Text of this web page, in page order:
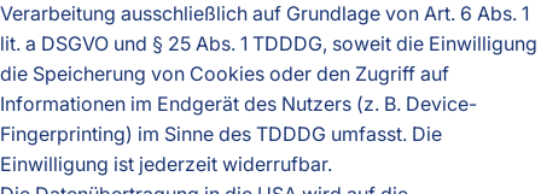
Verarbeitung ausschließlich auf Grundlage von Art. 6 Abs. 1
lit. a DSGVO und § 25 Abs. 1 TDDDG, soweit die Einwilligung
die Speicherung von Cookies oder den Zugriff auf
Informationen im Endgerät des Nutzers (z. B. Device-
Fingerprinting) im Sinne des TDDDG umfasst. Die
Einwilligung ist jederzeit widerrufbar.